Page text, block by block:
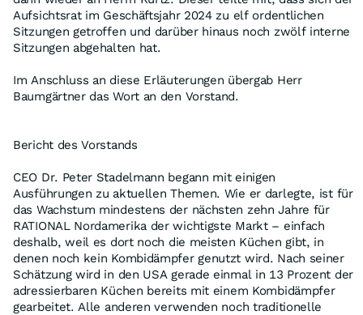
Aufsichtsrat im Geschäftsjahr 2024 zu elf ordentlichen
Sitzungen getroffen und darüber hinaus noch zwölf interne
Sitzungen abgehalten hat.
Im Anschluss an diese Erläuterungen übergab Herr
Baumgärtner das Wort an den Vorstand.
Bericht des Vorstands
CEO Dr. Peter Stadelmann begann mit einigen
Ausführungen zu aktuellen Themen. Wie er darlegte, ist für
das Wachstum mindestens der nächsten zehn Jahre für
RATIONAL Nordamerika der wichtigste Markt – einfach
deshalb, weil es dort noch die meisten Küchen gibt, in
denen noch kein Kombidämpfer genutzt wird. Nach seiner
Schätzung wird in den USA gerade einmal in 13 Prozent der
adressierbaren Küchen bereits mit einem Kombidämpfer
gearbeitet. Alle anderen verwenden noch traditionelle